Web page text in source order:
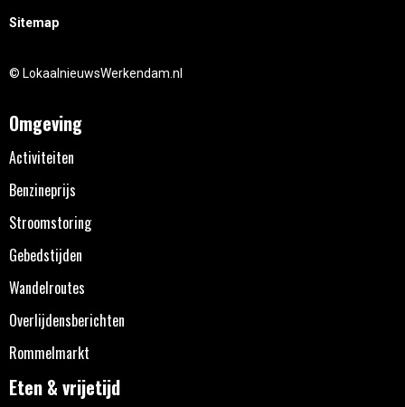
Sitemap
© LokaalnieuwsWerkendam.nl
Omgeving
Activiteiten
Benzineprijs
Stroomstoring
Gebedstijden
Wandelroutes
Overlijdensberichten
Rommelmarkt
Eten & vrijetijd